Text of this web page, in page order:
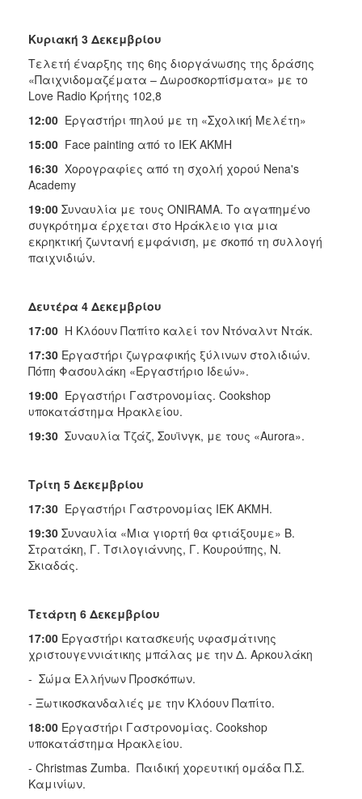
Κυριακή 3 Δεκεμβρίου
Τελετή έναρξης της 6ης διοργάνωσης της δράσης
«Παιχνιδομαζέματα – Δωροσκορπίσματα» με το
Love Radio Κρήτης 102,8
12:00 Εργαστήρι πηλού με τη «Σχολική Μελέτη»
15:00 Face painting από το IEK AKMH
16:30 Χορογραφίες από τη σχολή χορού Nena's
Academy
19:00 Συναυλία με τους ONIRAMA. Το αγαπημένο
συγκρότημα έρχεται στο Ηράκλειο για μια
εκρηκτική ζωντανή εμφάνιση, με σκοπό τη συλλογή
παιχνιδιών.
Δευτέρα 4 Δεκεμβρίου
17:00 Η Κλόουν Παπίτο καλεί τον Ντόναλντ Ντάκ.
17:30 Εργαστήρι ζωγραφικής ξύλινων στολιδιών.
Πόπη Φασουλάκη «Εργαστήριο Ιδεών».
19:00 Εργαστήρι Γαστρονομίας. Cookshop
υποκατάστημα Ηρακλείου.
19:30 Συναυλία Τζάζ, Σουϊνγκ, με τους «Aurora».
Τρίτη 5 Δεκεμβρίου
17:30 Εργαστήρι Γαστρονομίας ΙΕΚ ΑΚΜΗ.
19:30 Συναυλία «Μια γιορτή θα φτιάξουμε» Β.
Στρατάκη, Γ. Τσιλογιάννης, Γ. Κουρούπης, Ν.
Σκιαδάς.
Τετάρτη 6 Δεκεμβρίου
17:00 Εργαστήρι κατασκευής υφασμάτινης
χριστουγεννιάτικης μπάλας με την Δ. Αρκουλάκη
- Σώμα Ελλήνων Προσκόπων.
- Ξωτικοσκανδαλιές με την Κλόουν Παπίτο.
18:00 Εργαστήρι Γαστρονομίας. Cookshop
υποκατάστημα Ηρακλείου.
- Christmas Zumba. Παιδική χορευτική ομάδα Π.Σ.
Καμινίων.